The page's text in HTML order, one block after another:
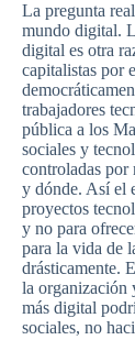
La pregunta
mundo digital.
digital es otra
capitalistas por
trabajadores
pública a los
sociales y
controladas por
y dónde. Así el
proyectos
y no para
para la vida de
drásticamente.
la organización
más digital
sociales, no